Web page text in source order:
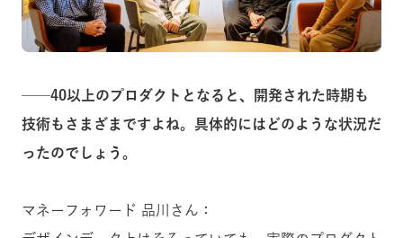
──40以上のプロダクトとなると、開発された時期も
技術もさまざまですよね。具体的にはどのような状況だ
ったのでしょう。
マネーフォワード 品川さん：